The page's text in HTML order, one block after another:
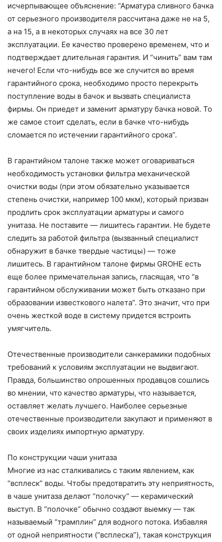
исчерпывающее объяснение: “Арматура сливного бачка
от серьезного производителя рассчитана даже не на 5,
а на 15, а в некоторых случаях на все 30 лет
эксплуатации. Ее качество проверено временем, что и
подтверждает длительная гарантия. И “чинить” вам там
нечего! Если что-нибудь все же случится во время
гарантийного срока, необходимо просто перекрыть
поступление воды в бачок и вызвать специалиста
фирмы. Он приедет и заменит арматуру бачка новой. То
же самое стоит сделать, если в бачке что-нибудь
сломается по истечении гарантийного срока”.
В гарантийном талоне также может оговариваться
необходимость установки фильтра механической
очистки воды (при этом обязательно указывается
степень очистки, например 100 мкм), который призван
продлить срок эксплуатации арматуры и самого
унитаза. Не поставите — лишитесь гарантии. Не будете
следить за работой фильтра (вызванный специалист
обнаружит в бачке твердые частицы) — тоже
лишитесь. В гарантийном талоне фирмы GROHE есть
еще более примечательная запись, гласящая, что “в
гарантийном обслуживании может быть отказано при
образовании известкового налета”. Это значит, что при
очень жесткой воде в систему придется встроить
умягчитель.
Отечественные производители санкерамики подобных
требований к условиям эксплуатации не выдвигают.
Правда, большинство опрошенных продавцов сошлись
во мнении, что качество арматуры, что называется,
оставляет желать лучшего. Наиболее серьезные
отечественные производители закупают и применяют в
своих изделиях импортную арматуру.
По конструкции чаши унитаза
Многие из нас сталкивались с таким явлением, как
“всплеск” воды. Чтобы предотвратить эту неприятность,
в чаше унитаза делают “полочку” — керамический
выступ. В “полочке” обычно создают выемку — так
называемый “трамплин” для водного потока. Избавляя
от одной неприятности (“всплеска”), такая конструкция